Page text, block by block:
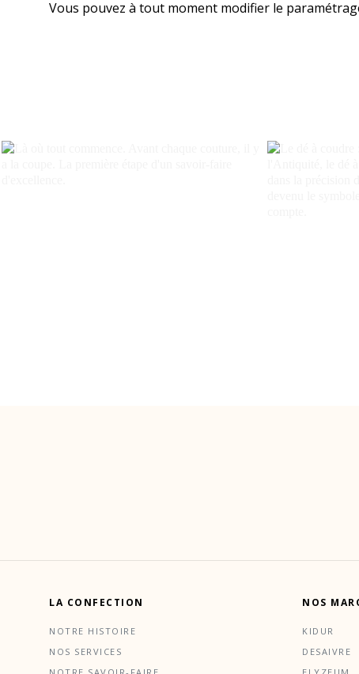
Vous pouvez à tout moment modifier le
LA CONFECTION
NOTRE HISTOIRE
NOS SERVICES
NOS
KIDUR
DESAIVRE